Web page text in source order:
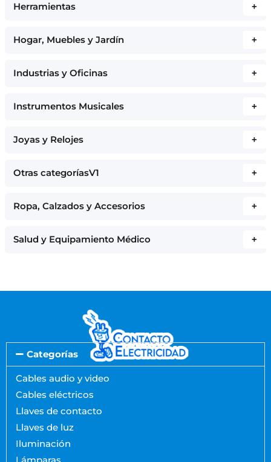
Herramientas +
Hogar, Muebles y Jardín +
Industrias y Oficinas +
Instrumentos Musicales +
Joyas y Relojes +
Otras categoríasV1 +
Ropa, Calzados y Accesorios +
Salud y Equipamiento Médico +
Categorías
Cables audio y video
Cables eléctricos
Llaves de contacto
Llaves de luz
Iluminación